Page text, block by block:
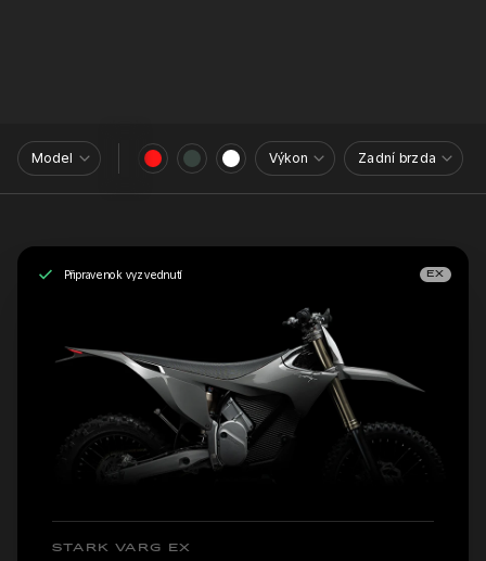
Model Výkon Zadní brzda
Připraveno k vyzvednutí EX
STARK VARG EX